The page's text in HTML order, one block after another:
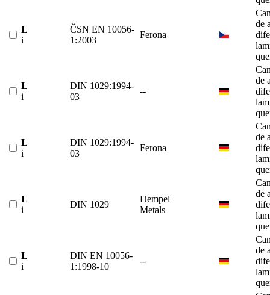
L
i
ČSN EN 10056-
1:2003
Ferona
de
L
i
DIN 1029:1994-
03
--
de
L
i
DIN 1029:1994-
03
Ferona
de
L
i
DIN 1029
Hempel
Metals
de
L
i
DIN EN 10056-
1:1998-10
--
de